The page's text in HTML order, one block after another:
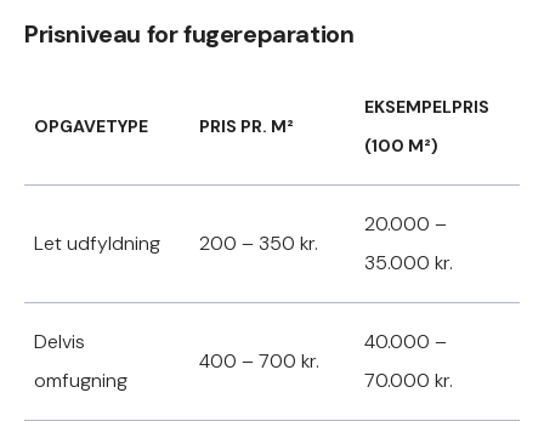
Prisniveau for fugereparation
OPGAVETYPE PRIS PR. M²
EKSEMPELPRIS
(100 M²)
Let udfyldning 200 – 350 kr.
20.000 –
35.000 kr.
Delvis
omfugning
400 – 700 kr.
40.000 –
70.000 kr.